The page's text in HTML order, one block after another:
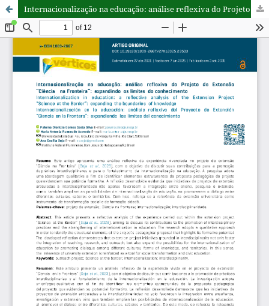
Internacionalização na educação: análise reflexiva do Projeto de Extensão “Ciência na Fronteira”: expandindo os limites do conhecimento